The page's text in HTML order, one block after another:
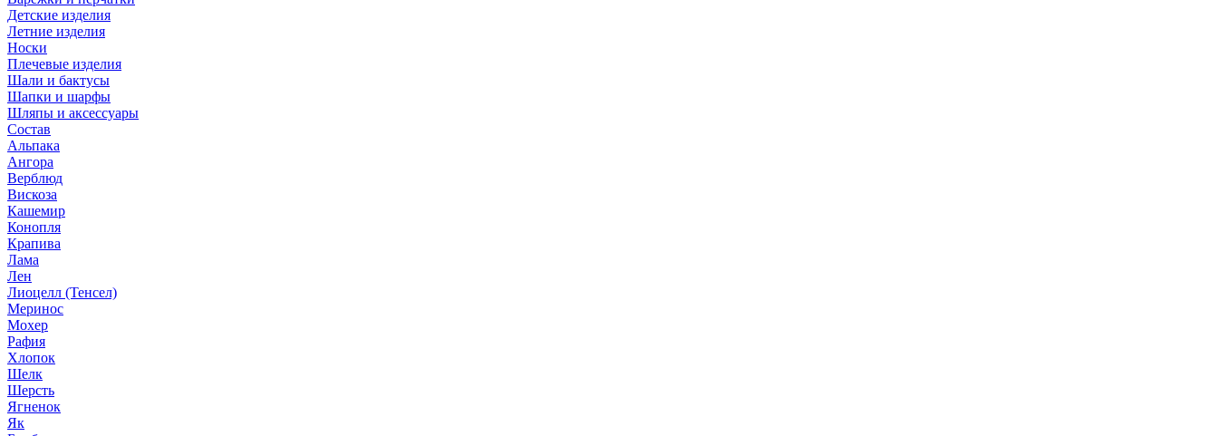
Детские изделия
Летние изделия
Носки
Плечевые изделия
Шали и бактусы
Шапки и шарфы
Шляпы и аксессуары
Состав
Альпака
Ангора
Верблюд
Вискоза
Кашемир
Конопля
Крапива
Лама
Лен
Лиоцелл (Тенсел)
Меринос
Мохер
Рафия
Хлопок
Шелк
Шерсть
Ягненок
Як